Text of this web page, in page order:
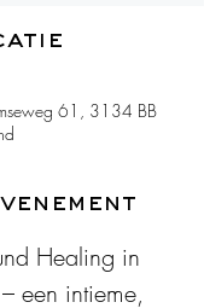
61, 3134 BB
Healing in
een intieme,